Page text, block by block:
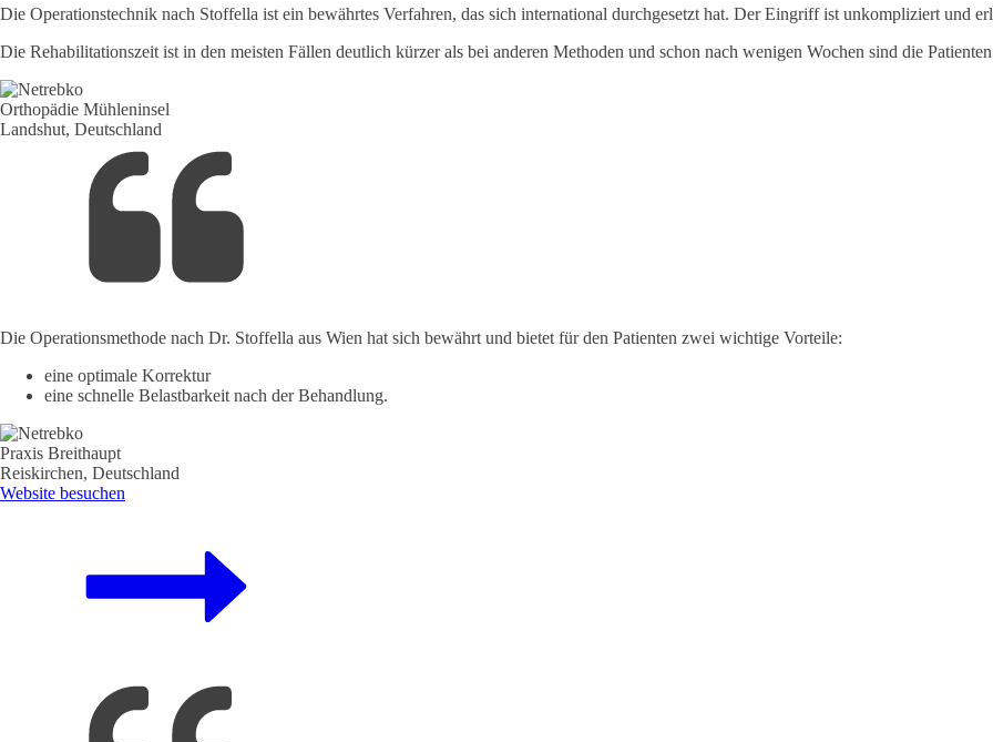
Die Operationstechnik nach Stoffella ist ein bewährtes Verfahren, das sich international durchgesetzt hat. Der Eingriff ist unkompliziert und
Die Rehabilitationszeit ist in den meisten Fällen deutlich kürzer als bei anderen Methoden und schon nach wenigen Wochen sind die
Orthopädie Mühleninsel
Landshut, Deutschland
Die Operationsmethode nach Dr. Stoffella aus Wien hat sich bewährt und bietet für den Patienten zwei wichtige Vorteile:
eine optimale Korrektur
eine schnelle Belastbarkeit nach der Behandlung.
Praxis Breithaupt
Reiskirchen, Deutschland
Website besuchen